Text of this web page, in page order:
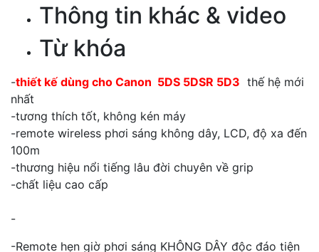
Thông tin khác & video
Từ khóa
-thiết kế dùng cho Canon 5DS 5DSR 5D3 thế hệ mới
nhất
-tương thích tốt, không kén máy
-remote wireless phơi sáng không dây, LCD, độ xa đến
100m
-thương hiệu nổi tiếng lâu đời chuyên về grip
-chất liệu cao cấp
-
-Remote hẹn giờ phơi sáng KHÔNG DÂY độc đáo tiện